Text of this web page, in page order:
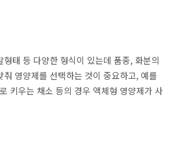
형태 등 다양한 형식이 있는데 품종, 화분의
춰 영양제를 선택하는 것이 중요하고, 예를
키우는 채소 등의 경우 액체형 영양제가 사